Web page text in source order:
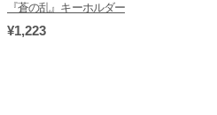
『蒼の乱』キーホルダー
¥1,223